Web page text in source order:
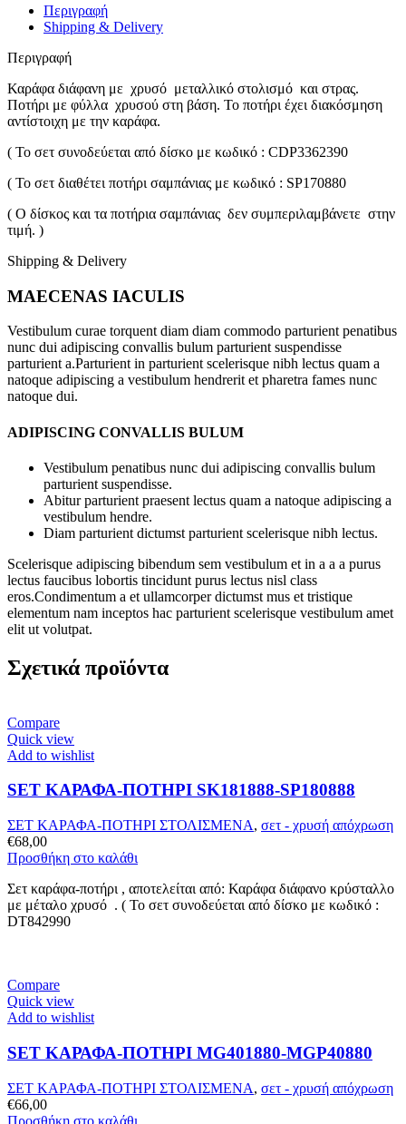
Περιγραφή
Shipping & Delivery
Περιγραφή
Καράφα διάφανη με χρυσό μεταλλικό στολισμό και στρας.
Ποτήρι με φύλλα χρυσού στη βάση. Το ποτήρι έχει διακόσμηση
αντίστοιχη με την καράφα.
( Το σετ συνοδεύεται από δίσκο με κωδικό : CDP3362390
( Το σετ διαθέτει ποτήρι σαμπάνιας με κωδικό : SP170880
( Ο δίσκος και τα ποτήρια σαμπάνιας δεν συμπεριλαμβάνετε στην
τιμή. )
Shipping & Delivery
MAECENAS IACULIS
Vestibulum curae torquent diam diam commodo parturient penatibus
nunc dui adipiscing convallis bulum parturient suspendisse
parturient a.Parturient in parturient scelerisque nibh lectus quam a
natoque adipiscing a vestibulum hendrerit et pharetra fames nunc
natoque dui.
ADIPISCING CONVALLIS BULUM
Vestibulum penatibus nunc dui adipiscing convallis bulum
parturient suspendisse.
Abitur parturient praesent lectus quam a natoque adipiscing a
vestibulum hendre.
Diam parturient dictumst parturient scelerisque nibh lectus.
Scelerisque adipiscing bibendum sem vestibulum et in a a a purus
lectus faucibus lobortis tincidunt purus lectus nisl class
eros.Condimentum a et ullamcorper dictumst mus et tristique
elementum nam inceptos hac parturient scelerisque vestibulum amet
elit ut volutpat.
Σχετικά προϊόντα
Compare
Quick view
Add to wishlist
SET ΚΑΡΑΦΑ-ΠΟΤΗΡΙ SK181888-SP180888
ΣΕΤ ΚΑΡΑΦΑ-ΠΟΤΗΡΙ ΣΤΟΛΙΣΜΕΝΑ, σετ - χρυσή απόχρωση
€68,00
Προσθήκη στο καλάθι
Σετ καράφα-ποτήρι , αποτελείται από: Καράφα διάφανο κρύσταλλο
με μέταλο χρυσό . ( Το σετ συνοδεύεται από δίσκο με κωδικό :
DT842990
Compare
Quick view
Add to wishlist
SET ΚΑΡΑΦΑ-ΠΟΤΗΡΙ MG401880-MGP40880
ΣΕΤ ΚΑΡΑΦΑ-ΠΟΤΗΡΙ ΣΤΟΛΙΣΜΕΝΑ, σετ - χρυσή απόχρωση
€66,00
Προσθήκη στο καλάθι